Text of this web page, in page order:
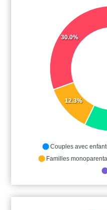
12.3%
30.0%
Couples avec
Familles